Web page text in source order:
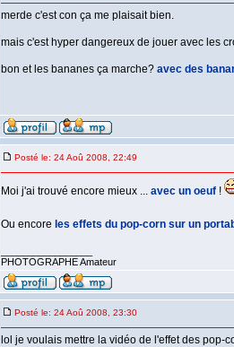
merde c'est con ça me plaisait bien.
mais c'est hyper dangereux de jouer avec les
bon et les bananes ça marche? avec des
Posté le: 24 Aoû 2008, 22:49
Moi j'ai trouvé encore mieux ... avec un oeuf !
Ou encore les effets du pop-corn sur un
PHOTOGRAPHE Amateur
Posté le: 24 Aoû 2008, 23:30
lol je voulais mettre la vidéo de l'effet des pop-